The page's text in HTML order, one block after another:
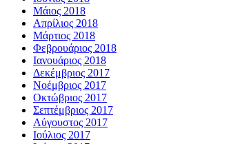
Μάιος 2018
Απρίλιος 2018
Μάρτιος 2018
Φεβρουάριος 2018
Ιανουάριος 2018
Δεκέμβριος 2017
Νοέμβριος 2017
Οκτώβριος 2017
Σεπτέμβριος 2017
Αύγουστος 2017
Ιούλιος 2017